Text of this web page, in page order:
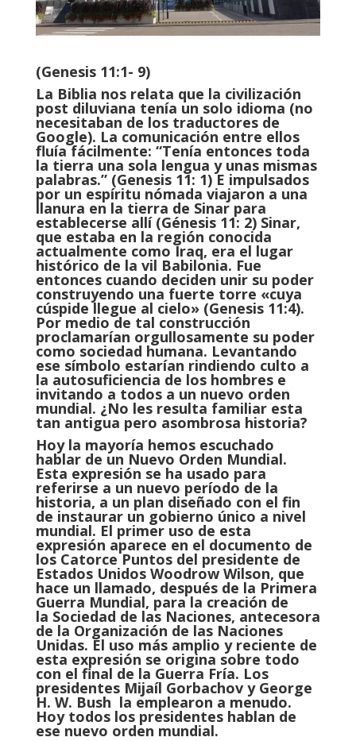
(Genesis 11:1- 9)
La Biblia nos relata que la civilización
post diluviana tenía un solo idioma (no
necesitaban de los traductores de
Google). La comunicación entre ellos
fluía fácilmente: “Tenía entonces toda
la tierra una sola lengua y unas mismas
palabras.” (Genesis 11: 1) E impulsados
por un espíritu nómada viajaron a una
llanura en la tierra de Sinar para
establecerse allí (Génesis 11: 2) Sinar,
que estaba en la región conocida
actualmente como Iraq, era el lugar
histórico de la vil Babilonia. Fue
entonces cuando deciden unir su poder
construyendo una fuerte torre «cuya
cúspide llegue al cielo» (Genesis 11:4).
Por medio de tal construcción
proclamarían orgullosamente su poder
como sociedad humana. Levantando
ese símbolo estarían rindiendo culto a
la autosuficiencia de los hombres e
invitando a todos a un nuevo orden
mundial. ¿No les resulta familiar esta
tan antigua pero asombrosa historia?
Hoy la mayoría hemos escuchado
hablar de un Nuevo Orden Mundial.
Esta expresión se ha usado para
referirse a un nuevo período de la
historia, a un plan diseñado con el fin
de instaurar un gobierno único a nivel
mundial. El primer uso de esta
expresión aparece en el documento de
los Catorce Puntosdel presidente de
Estados Unidos Woodrow Wilson, que
hace un llamado, después de la Primera
Guerra Mundial, para la creación de
la Sociedad de las Naciones, antecesora
de la Organización de las Naciones
Unidas. El uso más amplio y reciente de
esta expresión se origina sobre todo
con el final de la Guerra Fría. Los
presidentes Mijaíl Gorbachovy George
H. W. Bush la emplearon a menudo.
Hoy todos los presidentes hablan de
ese nuevo orden mundial.